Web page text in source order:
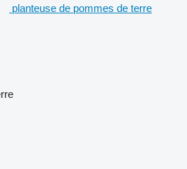
planteuse de pommes de terre